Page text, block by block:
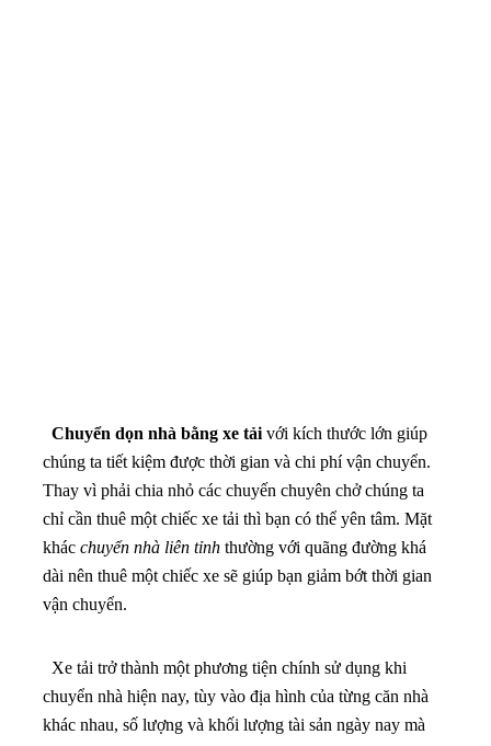
Chuyển dọn nhà bằng xe tải với kích thước lớn giúp
chúng ta tiết kiệm được thời gian và chi phí vận chuyển.
Thay vì phải chia nhỏ các chuyến chuyên chở chúng ta
chỉ cần thuê một chiếc xe tải thì bạn có thể yên tâm. Mặt
khác chuyển nhà liên tỉnh thường với quãng đường khá
dài nên thuê một chiếc xe sẽ giúp bạn giảm bớt thời gian
vận chuyển.
Xe tải trở thành một phương tiện chính sử dụng khi
chuyển nhà hiện nay, tùy vào địa hình của từng căn nhà
khác nhau, số lượng và khối lượng tài sản ngày nay mà